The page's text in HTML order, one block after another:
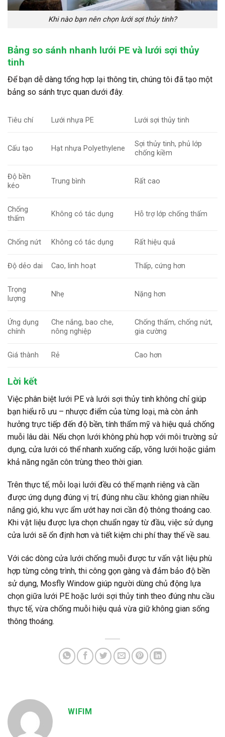
Khi nào bạn nên chọn lưới sợi thủy tinh?
Bảng so sánh nhanh lưới PE và lưới sợi thủy
tinh
Để bạn dễ dàng tổng hợp lại thông tin, chúng tôi đã tạo một
bảng so sánh trực quan dưới đây.
Tiêu chí Lướinhựa PE Lướisợi thủy tinh
Cấu tạo Hạt nhựa Polyethylene
Sợi thủy tinh, phủ lớp
chống kiềm
Độ bền
kéo
Trung bình Rất cao
Chống
thấm
Không có tác dụng Hỗ trợ lớp chống thấm
Chống nứt Không có tác dụng Rất hiệu quả
Độ dẻo dai Cao, linh hoạt Thấp, cứng hơn
Trọng
lượng
Nhẹ Nặng hơn
Ứng dụng
chính
Che nắng, bao che,
nông nghiệp
Chống thấm, chống nứt,
gia cường
Giá thành Rẻ Cao hơn
Lời kết
Việc phân biệt lưới PE và lưới sợi thủy tinh không chỉ giúp
bạn hiểu rõ ưu – nhược điểm của từng loại, mà còn ảnh
hưởng trực tiếp đến độ bền, tính thẩm mỹ và hiệu quả chống
muỗi lâu dài. Nếu chọn lưới không phù hợp với môi trường sử
dụng, cửa lưới có thể nhanh xuống cấp, võng lưới hoặc giảm
khả năng ngăn côn trùng theo thời gian.
Trên thực tế, mỗi loại lưới đều có thế mạnh riêng và cần
được ứng dụng đúng vị trí, đúng nhu cầu: không gian nhiều
nắng gió, khu vực ẩm ướt hay nơi cần độ thông thoáng cao.
Khi vật liệu được lựa chọn chuẩn ngay từ đầu, việc sử dụng
cửa lưới sẽ ổn định hơn và tiết kiệm chi phí thay thế về sau.
Với các dòng cửa lưới chống muỗi được tư vấn vật liệu phù
hợp từng công trình, thi công gọn gàng và đảm bảo độ bền
sử dụng, Mosfly Window giúp người dùng chủ động lựa
chọn giữa lưới PE hoặc lưới sợi thủy tinh theo đúng nhu cầu
thực tế, vừa chống muỗi hiệu quả vừa giữ không gian sống
thông thoáng.
WIFIM